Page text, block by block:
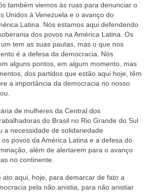
também viemos às ruas para denunciar o
Unidos à Venezuela e o avanço do
Latina. Nós estamos aqui defendendo
dos povos na América Latina. Os
tem as suas pautas, mas o que nos
é a defesa da democracia. Nós
alguns pontos, em algum momento, mas
dos partidos que estão aqui hoje, têm
a importância da democracia no nosso
de mulheres da Central dos
do Brasil no Rio Grande do Sul
a necessidade de solidariedade
povos da América Latina e a defesa do
além de alertarem para o avanço
no continente.
ato aqui, hoje, para demarcar de fato a
pela não anistia, para não anistiar